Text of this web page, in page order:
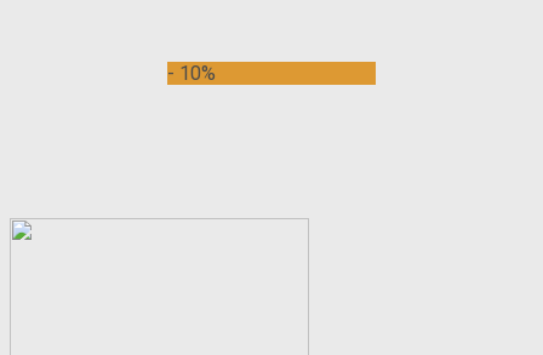
- 10%